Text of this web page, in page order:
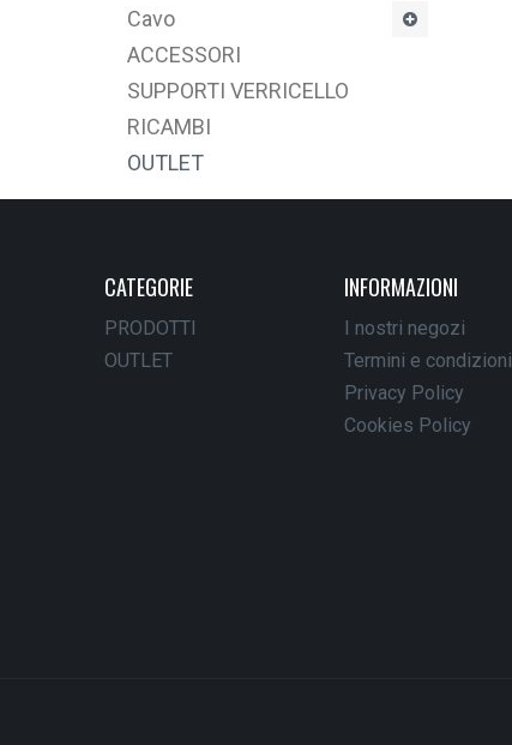
Cavo
ACCESSORI
SUPPORTI VERRICELLO
RICAMBI
OUTLET
CATEGORIE
PRODOTTI
OUTLET
INFORMAZIONI
I nostri negozi
Termini e condizioni
Privacy Policy
Cookies Policy